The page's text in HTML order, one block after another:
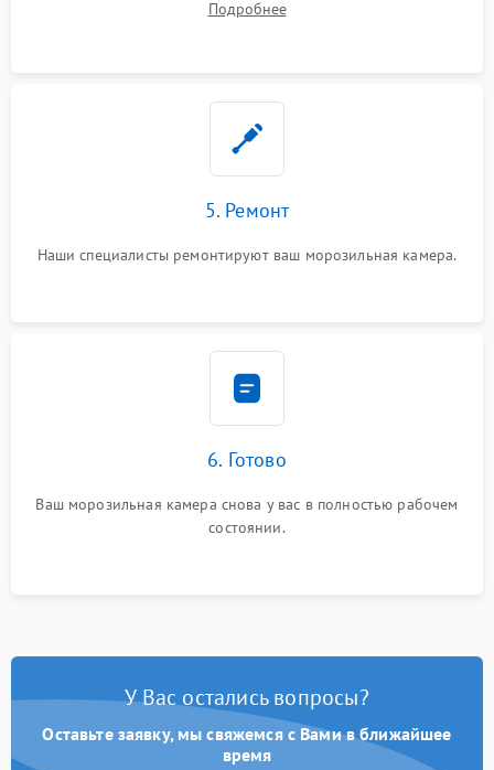
Подробнее
5. Ремонт
Наши специалисты ремонтируют ваш морозильная камера.
6. Готово
Ваш морозильная камера снова у вас в полностью рабочем
состоянии.
У Вас остались вопросы?
Оставьте заявку, мы свяжемся с Вами в ближайшее
время